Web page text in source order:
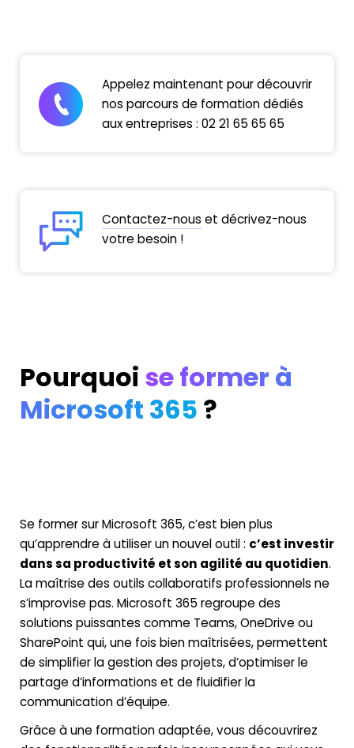
Appelez maintenant pour découvrir
nos parcours de formation dédiés
aux entreprises : 02 21 65 65 65
Contactez-nous et décrivez-nous
votre besoin !
Pourquoi se former à
Microsoft 365 ?
Se former sur Microsoft 365, c’est bien plus
qu’apprendre à utiliser un nouvel outil : c’est investir
dans sa productivité et son agilité au quotidien.
La maîtrise des outils collaboratifs professionnels ne
s’improvise pas. Microsoft 365 regroupe des
solutions puissantes comme Teams, OneDrive ou
SharePoint qui, une fois bien maîtrisées, permettent
de simplifier la gestion des projets, d’optimiser le
partage d’informations et de fluidifier la
communication d’équipe.
Grâce à une formation adaptée, vous découvrirez